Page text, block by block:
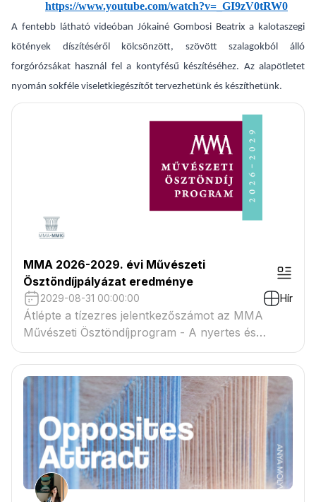
https://www.youtube.com/watch?v=_GI9zV0tRW0
A fentebb látható videóban Jókainé Gombosi Beatrix a kalotaszegi
kötények díszítéséről kölcsönzött, szövött szalagokból álló
forgórózsákat használ fel a kontyfésű készítéséhez. Az alapötletet
nyomán sokféle viseletkiegészítőt tervezhetünk és készíthetünk.
MMA 2026-2029. évi Művészeti
Ösztöndíjpályázat eredménye
2029-08-31 00:00:00 Hír
Átlépte a tízezres jelentkezőszámot az MMA
Művészeti Ösztöndíjprogram - A nyertes és
tartaléklistás pályázók névsora megtekinthető a
csatolmányban